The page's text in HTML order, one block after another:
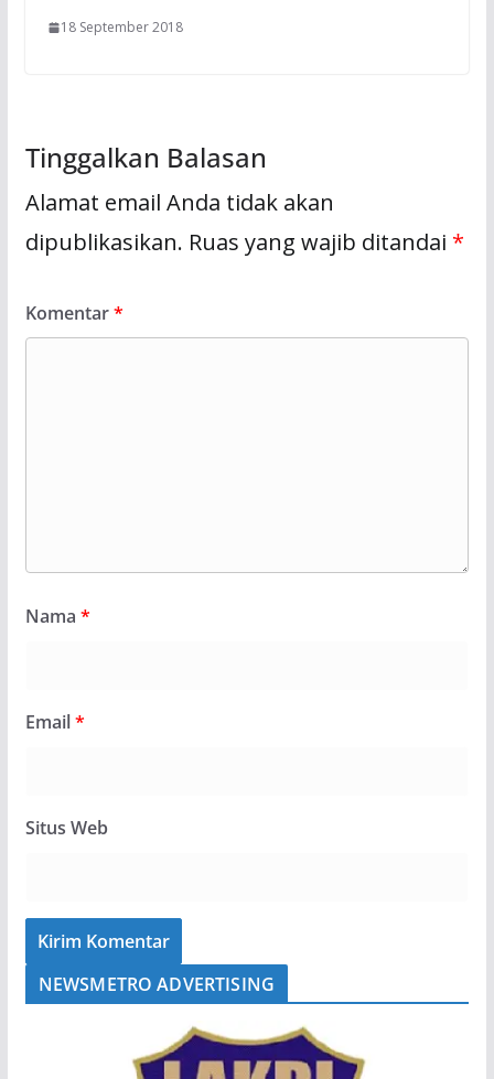
18 September 2018
Tinggalkan Balasan
Alamat email Anda tidak akan
dipublikasikan. Ruas yang wajib ditandai *
Komentar*
Nama *
Email*
Situs Web
NEWSMETRO ADVERTISING